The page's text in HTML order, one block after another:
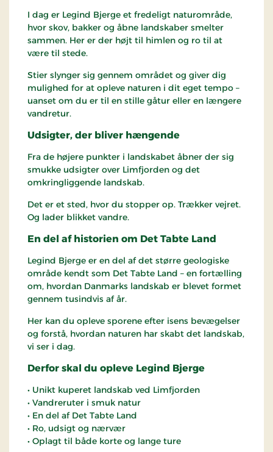
I dag er Legind Bjerge et fredeligt naturområde,
hvor skov, bakker og åbne landskaber smelter
sammen. Her er der højt til himlen og ro til at
være til stede.
Stier slynger sig gennem området og giver dig
mulighed for at opleve naturen i dit eget tempo –
uanset om du er til en stille gåtur eller en længere
vandretur.
Udsigter, der bliver hængende
Fra de højere punkter i landskabet åbner der sig
smukke udsigter over Limfjorden og det
omkringliggende landskab.
Det er et sted, hvor du stopper op. Trækker vejret.
Og lader blikket vandre.
En del af historien om Det Tabte Land
Legind Bjerge er en del af det større geologiske
område kendt som Det Tabte Land – en fortælling
om, hvordan Danmarks landskab er blevet formet
gennem tusindvis af år.
Her kan du opleve sporene efter isens bevægelser
og forstå, hvordan naturen har skabt det landskab,
vi ser i dag.
Derfor skal du opleve Legind Bjerge
• Unikt kuperet landskab ved Limfjorden
• Vandreruter i smuk natur
• En del af Det Tabte Land
• Ro, udsigt og nærvær
• Oplagt til både korte og lange ture